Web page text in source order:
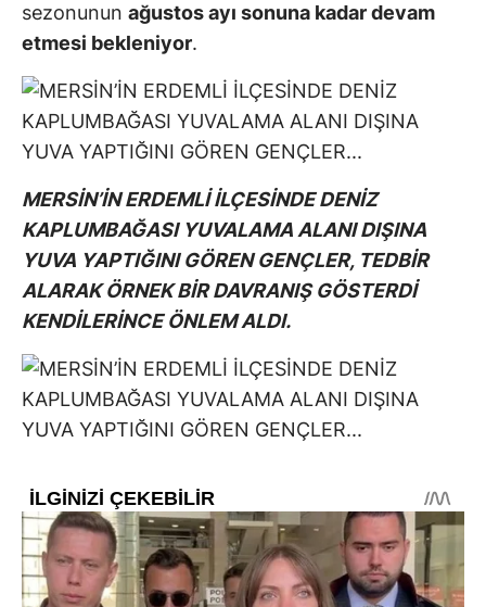
sezonunun ağustos ayı sonuna kadar devam
etmesi bekleniyor.
MERSİN’İN ERDEMLİ İLÇESİNDE DENİZ
KAPLUMBAĞASI YUVALAMA ALANI DIŞINA
YUVA YAPTIĞINI GÖREN GENÇLER, TEDBİR
ALARAK ÖRNEK BİR DAVRANIŞ GÖSTERDİ
KENDİLERİNCE ÖNLEM ALDI.